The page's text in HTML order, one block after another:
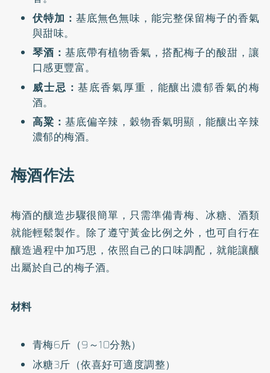
伏特加： 基底無色無味，能完整保留梅子的香氣
與甜味。
琴酒： 基底帶有植物香氣，搭配梅子的酸甜，讓
口感更豐富。
威士忌：基底香氣厚重，能釀出濃郁香氣的梅
酒。
高粱： 基底偏辛辣，穀物香氣明顯，能釀出辛辣
濃郁的梅酒。
梅酒作法
梅酒的釀造步驟很簡單，只需準備青梅、冰糖、酒類
就能輕鬆製作。除了遵守黃金比例之外，也可自行在
釀造過程中加巧思，依照自己的口味調配，就能讓釀
出屬於自己的梅子酒。
材料
青梅6斤（9～10分熟）
冰糖3斤（依喜好可適度調整）